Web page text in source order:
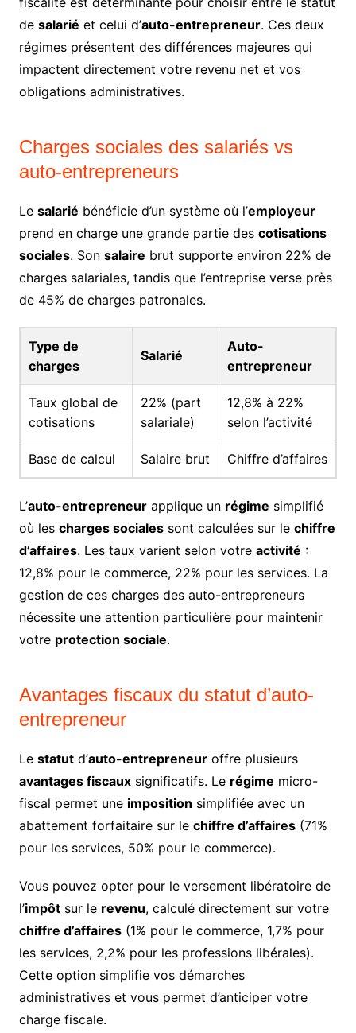
de salarié et celui d’auto-entrepreneur. Ces deux
régimes présentent des différences majeures qui
impactent directement votre revenu net et vos
obligations administratives.
Charges sociales des salariés vs
auto-entrepreneurs
Le salarié bénéficie d’un système où l’employeur
prend en charge une grande partie des cotisations
sociales. Son salaire brut supporte environ 22% de
charges salariales, tandis que l’entreprise verse près
de 45% de charges patronales.
Type de
charges
Salarié
Auto-
entrepreneur
Taux global de
cotisations
22% (part
salariale)
12,8% à 22%
selon l’activité
Base de calcul Salaire brut Chiffre d’affaires
L’auto-entrepreneurapplique un régime simplifié
où les charges socialessont calculées sur le chiffre
d’affaires. Les taux varient selon votre activité :
12,8% pour le commerce, 22% pour les services. La
gestion de ces charges des auto-entrepreneurs
nécessite une attention particulière pour maintenir
votre protection sociale.
Avantages fiscaux du statut d’auto-
entrepreneur
Le statutd’auto-entrepreneuroffre plusieurs
avantages fiscauxsignificatifs. Le régime micro-
fiscal permet une imposition simplifiée avec un
abattement forfaitaire sur le chiffre d’affaires(71%
pour les services, 50% pour le commerce).
Vous pouvez opter pour le versement libératoire de
l’impôtsur le revenu, calculé directement sur votre
chiffre d’affaires(1% pour le commerce, 1,7% pour
les services, 2,2% pour les professions libérales).
Cette option simplifie vos démarches
administratives et vous permet d’anticiper votre
charge fiscale.